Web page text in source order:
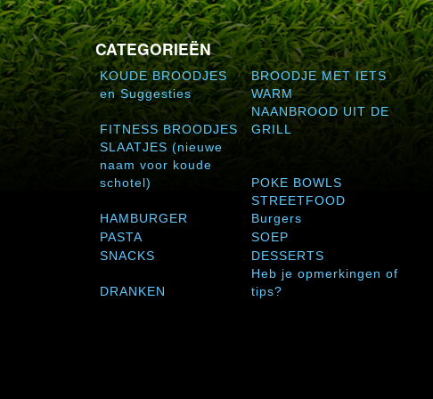
CATEGORIEËN
KOUDE BROODJES
en Suggesties
BROODJE MET IETS
WARM
FITNESS BROODJES
NAANBROOD UIT DE
GRILL
SLAATJES (nieuwe
naam voor koude
schotel)
POKE BOWLS
HAMBURGER
STREETFOOD
Burgers
PASTA
SOEP
SNACKS
DESSERTS
DRANKEN
Heb je opmerkingen of
tips?